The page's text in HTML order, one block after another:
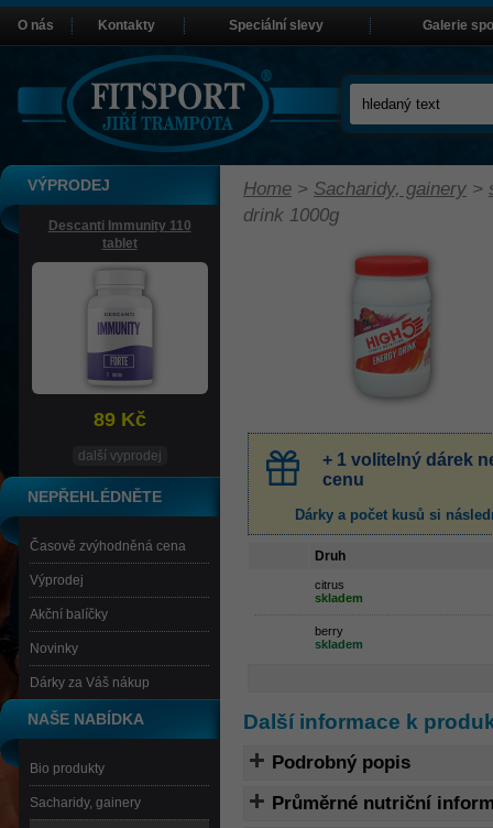
Home > Sacharidy, gainery >
drink 1000g
+ 1 volitelný dárek
cenu
Dárky a počet kusů si
Druh
citrus
skladem
berry
skladem
Další informace k
Podrobný popis
Průměrné nutriční
VÝPRODEJ
Descanti Immunity 110
tablet
89 Kč
další vyprodej
NEPŘEHLÉDNĚTE
Časově zvýhodněná cena
Výprodej
Akční balíčky
Novinky
Dárky za Váš nákup
NAŠE NABÍDKA
Bio produkty
Sacharidy, gainery
O nás Kontakty Speciální slevy Galerie